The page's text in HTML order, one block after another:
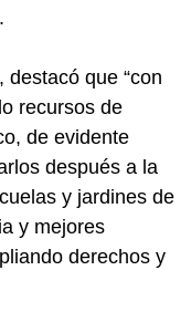
que “con
recursos de
de evidente
después a la
y jardines de
y mejores
derechos y